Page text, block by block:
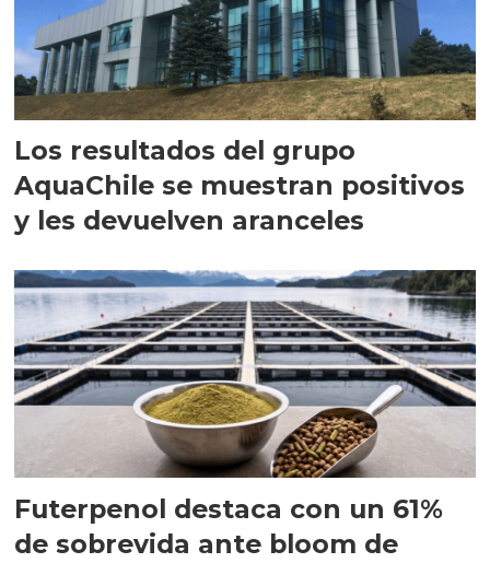
Los resultados del grupo
AquaChile se muestran positivos
y les devuelven aranceles
Futerpenol destaca con un 61%
de sobrevida ante bloom de